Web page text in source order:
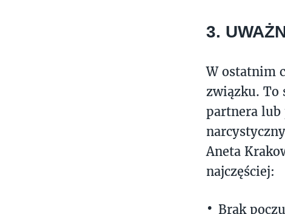
3.
W ostatnim
związku. To
partnera lub
Aneta
najczęściej:
Brak